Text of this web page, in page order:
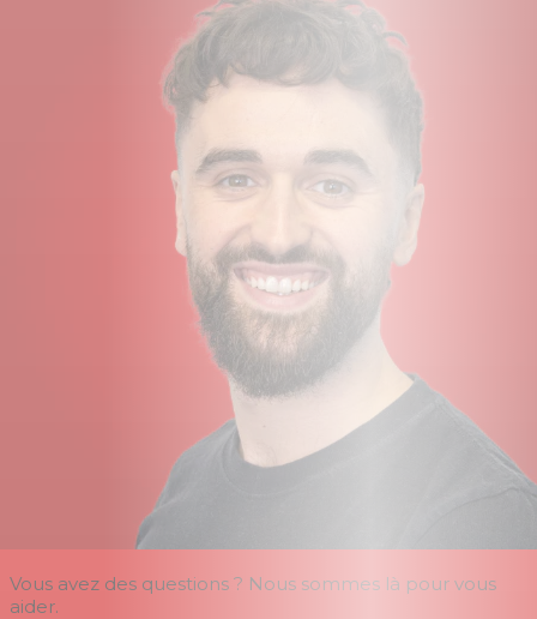
Vous avez des questions ? Nous sommes là pour vous
aider.